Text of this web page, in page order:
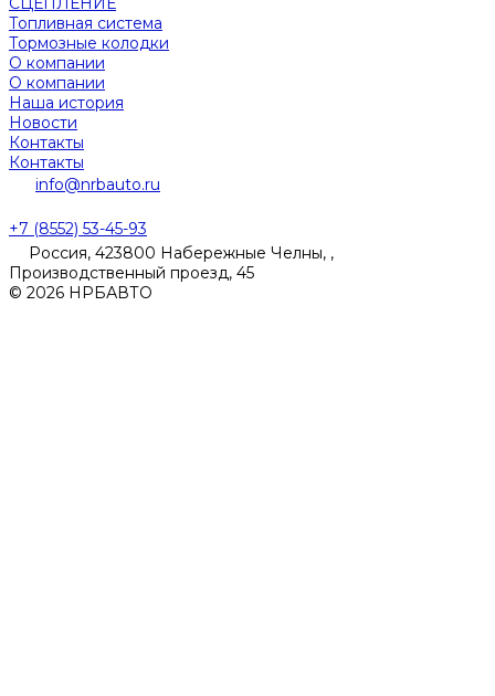
Топливная система
Тормозные колодки
О компании
О компании
Наша история
Новости
Контакты
Контакты
info@nrbauto.ru
+7 (8552) 53-45-93
Россия, 423800 Набережные Челны, ,
Производственный проезд, 45
© 2026 НРБАВТО